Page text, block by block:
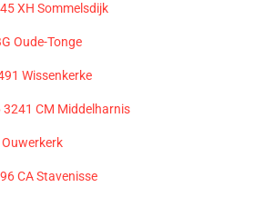
XH Sommelsdijk
Oude-Tonge
Wissenkerke
CM Middelharnis
CA Stavenisse